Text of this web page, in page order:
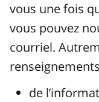
vous une fois
vous pouvez
courriel.
de